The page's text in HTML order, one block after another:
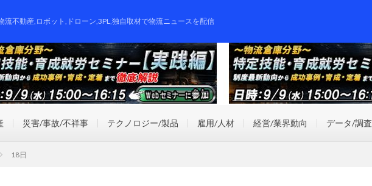
流不動産,ロボット,ドローン,3PL,独自取材で物流ニュースを配信
災害/事故/不祥事 テクノロジー/製品 雇用/人材 経営/業界動向 データ/調査
18日